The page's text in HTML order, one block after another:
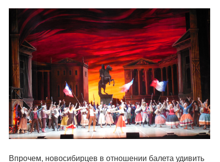
Впрочем, новосибирцев в отношении балета удивить